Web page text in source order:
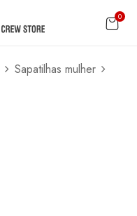
0
Sapatilhas mulher